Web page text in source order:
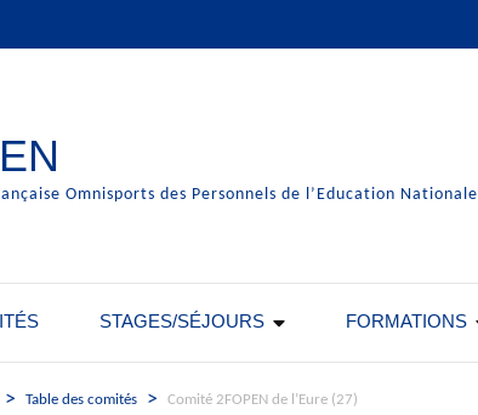
Omnisports des Personnels de l’Education Nationale
STAGES/SÉJOURS FORMATIONS
> Table des comités > Comité 2FOPEN de l’Eure (27)